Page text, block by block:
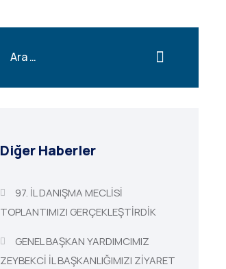
Diğer Haberler
97. İL DANIŞMA MECLİSİ
TOPLANTIMIZI GERÇEKLEŞTİRDİK
GENEL BAŞKAN YARDIMCIMIZ
ZEYBEKCİ İL BAŞKANLIĞIMIZI ZİYARET